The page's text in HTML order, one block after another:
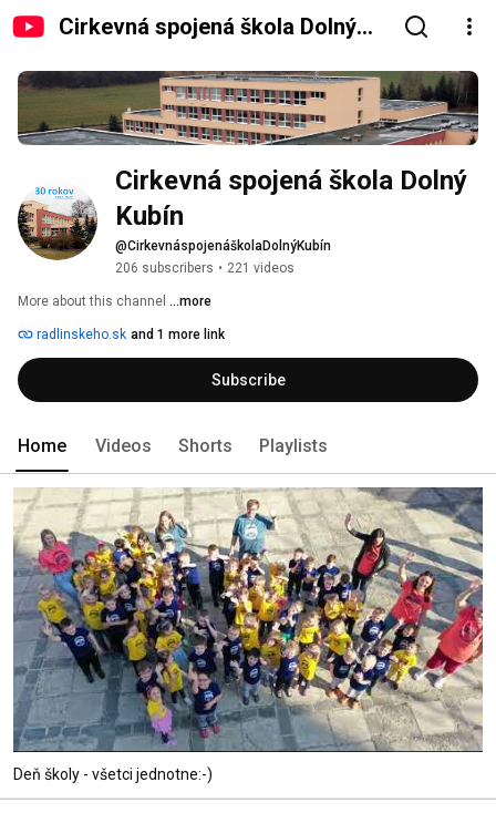
Cirkevná spojená škola Dolný
Cirkevná spojená škola Dolný
Kubín
@CirkevnáspojenáškolaDolnýKubín
206 subscribers • 221 videos
More about this channel ...more
radlinskeho.sk and 1 more link
Subscribe
Home Videos Shorts Playlists
Deň školy - všetci jednotne:-)